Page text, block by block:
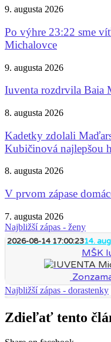
9. augusta 2026
Po výhre 23:22 sme
Michalovce
9. augusta 2026
Iuventa rozdrvila Baia
8. augusta 2026
Kadetky zdolali
Kubičinová najlepšou
8. augusta 2026
V prvom zápase
7. augusta 2026
Najbližší zápas - ženy
2026-08-14 17:00:2314.
MŠK
Najbližší zápas - dorastenky
Zdieľať tento